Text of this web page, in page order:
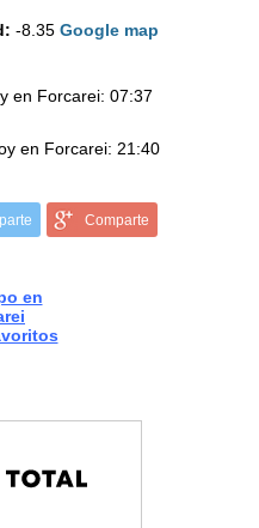
-8.35 Google map
en Forcarei: 07:37
en Forcarei: 21:40
Comparte
en